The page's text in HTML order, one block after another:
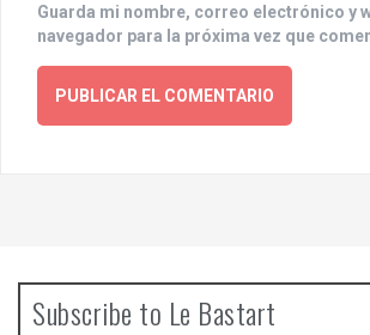
Guarda mi nombre, correo electrónico y
navegador para la próxima vez que
Subscribe to Le Bastart